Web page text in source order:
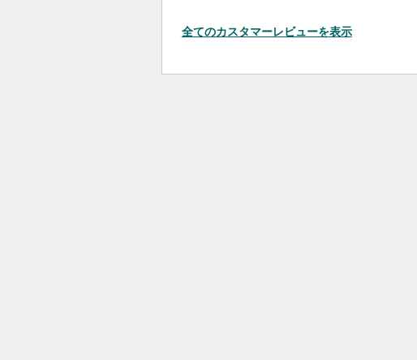
全てのカスタマーレビューを表示